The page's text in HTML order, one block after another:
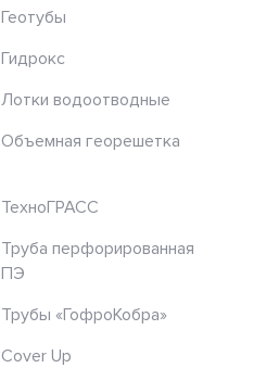
Геотубы
Гидрокс
Лотки водоотводные
Объемная георешетка
ТехноГРАСС
Труба перфорированная
ПЭ
Трубы «ГофроКобра»
Cover Up